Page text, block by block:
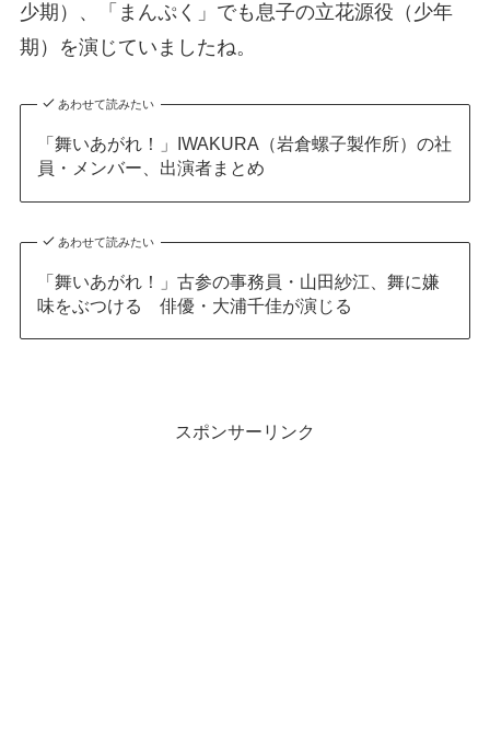
少期）、「まんぷく」でも息子の立花源役（少年
期）を演じていましたね。
あわせて読みたい
「舞いあがれ！」IWAKURA（岩倉螺子製作所）の社
員・メンバー、出演者まとめ
あわせて読みたい
「舞いあがれ！」古参の事務員・山田紗江、舞に嫌
味をぶつける 俳優・大浦千佳が演じる
スポンサーリンク